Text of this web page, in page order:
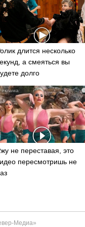
длится несколько
а смеяться вы
долго
i
не переставая, это
пересмотришь не
Медиа»